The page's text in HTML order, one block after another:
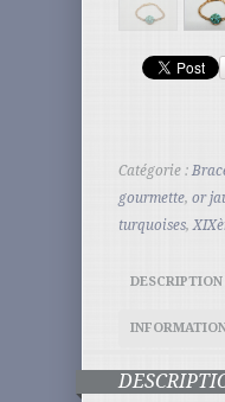
Catégorie :
gourmette, or
turquoises,
DESCRIPTION